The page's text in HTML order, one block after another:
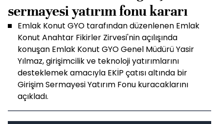
sermayesi yatırım fonu kararı
Emlak Konut GYO tarafından düzenlenen Emlak
Konut Anahtar Fikirler Zirvesi'nin açılışında
konuşan Emlak Konut GYO Genel Müdürü Yasir
Yılmaz, girişimcilik ve teknoloji yatırımlarını
desteklemek amacıyla EKİP çatısı altında bir
Girişim Sermayesi Yatırım Fonu kuracaklarını
açıkladı.